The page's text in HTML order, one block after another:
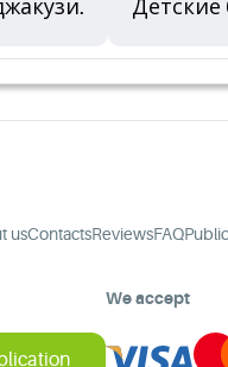
Детские
usContactsReviewsFAQ
We accept